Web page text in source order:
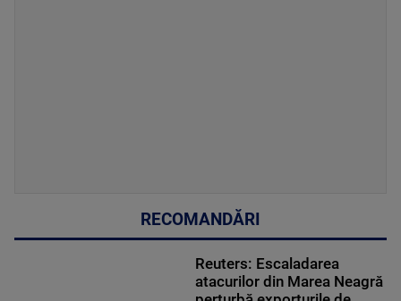
RECOMANDĂRI
Reuters: Escaladarea
atacurilor din Marea Neagră